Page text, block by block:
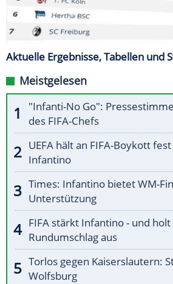
Aktuelle Ergebnisse, Tabellen und
Meistgelesen
"Infanti-No Go":
des FIFA-Chefs
UEFA hält an FIFA-Boykott fest
Infantino
Times: Infantino bietet WM-
Unterstützung
FIFA stärkt Infantino - und
Rundumschlag aus
Torlos gegen Kaiserslautern:
Wolfsburg